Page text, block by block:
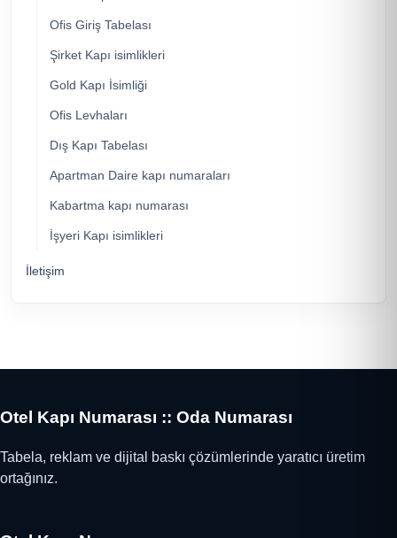
Ofis Giriş Tabelası
Şirket Kapı isimlikleri
Gold Kapı İsimliği
Ofis Levhaları
Dış Kapı Tabelası
Apartman Daire kapı numaraları
Kabartma kapı numarası
İşyeri Kapı isimlikleri
İletişim
Otel Kapı Numarası :: Oda Numarası
Tabela, reklam ve dijital baskı çözümlerinde yaratıcı üretim
ortağınız.